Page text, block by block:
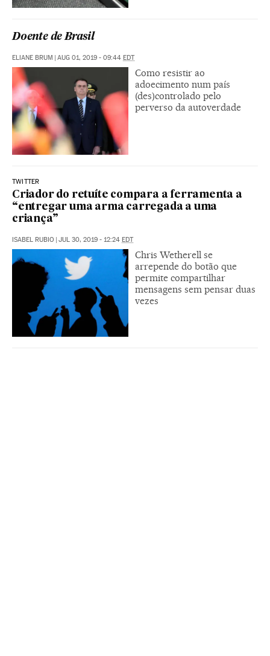
Doente de Brasil
ELIANE BRUM | AUG 01, 2019 - 09:44 EDT
Como resistir ao
adoecimento num país
(des)controlado pelo
perverso da autoverdade
TWITTER
Criador do retuíte compara a ferramenta a
“entregar uma arma carregada a uma
criança”
ISABEL RUBIO | JUL 30, 2019 - 12:24 EDT
Chris Wetherell se
arrepende do botão que
permite compartilhar
mensagens sem pensar duas
vezes